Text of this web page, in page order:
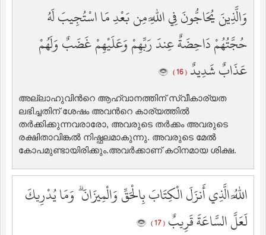
وَالَّذِينَ يُحَاجُّونَ فِي اللَّهِ مِن بَعْدِ مَا اسْتُجِيبَ لَهُ
حُجَّتُهُمْ دَاحِضَةٌ عِندَ رَبِّهِمْ وَعَلَيْهِمْ غَضَبٌ وَلَهُمْ
عَذَابٌ شَدِيدٌ ( 16 )
അല്ലാഹുവിന്‍റെ ആഹ്വാനത്തിന് സ്വീകാര്യത
ലഭിച്ചതിന് ശേഷം അവന്‍റെ കാര്യത്തില്‍
തര്‍ക്കിക്കുന്നവരാരോ, അവരുടെ തര്‍ക്കം അവരുടെ
രക്ഷിതാവിങ്കല്‍ നിഷ്ഫലമാകുന്നു. അവരുടെ മേല്‍
കോപമുണ്ടായിരിക്കും.അവര്‍ക്കാണ് കഠിനമായ ശിക്ഷ.
اللَّهُ الَّذِي أَنزَلَ الْكِتَابَ بِالْحَقِّ وَالْمِيزَانَ ۗ وَمَا يُدْرِيكَ
لَعَلَّ السَّاعَةَ قَرِيبٌ ( 17 )